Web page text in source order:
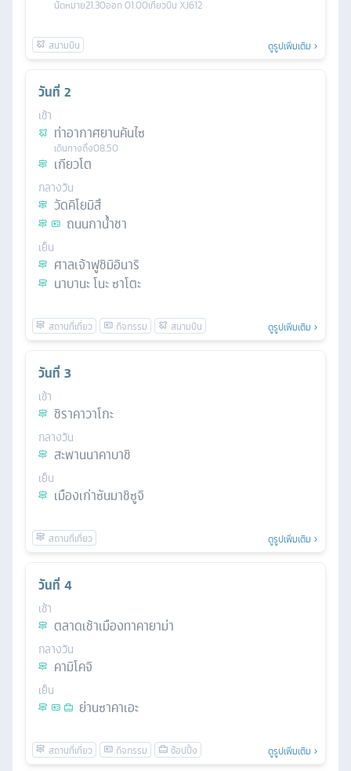
นัดหมาย21.30ออก01.00เที่ยวบิน XJ612
ดูรูปเพิ่มเติม
วันที่ 2
เช้า
ท่าอากาศยานคันไซ
เดินทางถึง08.50
เกียวโต
กลางวัน
วัดคิโยมิสึ
ถนนกาน้ำชา
เย็น
ศาลเจ้าฟูชิมิอินาริ
นาบานะ โนะ ซาโตะ
ดูรูปเพิ่มเติม
วันที่ 3
เช้า
ชิราคาวาโกะ
กลางวัน
สะพานนาคาบาชิ
เย็น
เมืองเก่าซันมาชิซูจิ
ดูรูปเพิ่มเติม
วันที่ 4
เช้า
ตลาดเช้าเมืองทาคายาม่า
กลางวัน
คามิโคจิ
เย็น
ย่านซาคาเอะ
ดูรูปเพิ่มเติม